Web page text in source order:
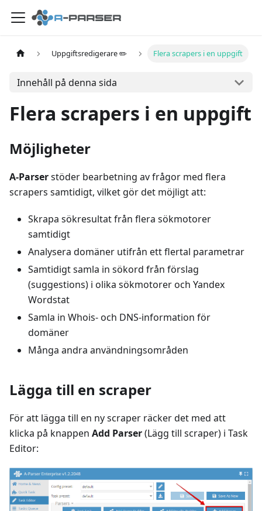
Uppgiftsredigerare ✏️ Flera scrapers i en uppgift
Innehåll på denna sida
Flera scrapers i en uppgift
Möjligheter
A-Parserstöder bearbetning av frågor med flera
scrapers samtidigt, vilket gör det möjligt att:
Skrapa sökresultat från flera sökmotorer
samtidigt
Analysera domäner utifrån ett flertal parametrar
Samtidigt samla in sökord från förslag
(suggestions) i olika sökmotorer och Yandex
Wordstat
Samla in Whois- och DNS-information för
domäner
Många andra användningsområden
Lägga till en scraper
För att lägga till en ny scraper räcker det med att
klicka på knappen Add Parser(Lägg till scraper) i Task
Editor: